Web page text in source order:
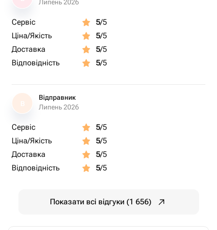
Липень 2026
Сервіс 5/5
Ціна/Якість
5/5
Доставка
5/5
Відповідність
5/5
В
Відправник
Липень 2026
Сервіс 5/5
Ціна/Якість
5/5
Доставка
5/5
Відповідність
5/5
Показати всі відгуки (1 656)